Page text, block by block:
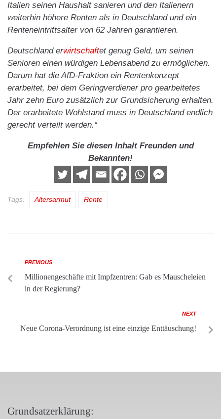
Italien seinen Haushalt sanieren und den Italienern
weiterhin höhere Renten als in Deutschland und ein
Renteneintrittsalter von 62 Jahren garantieren.
Deutschland erwirtschaftet genug Geld, um seinen
Senioren einen würdigen Lebensabend zu ermöglichen.
Darum hat die AfD-Fraktion ein Rentenkonzept
erarbeitet, bei dem Geringverdiener pro gearbeitetes
Jahr zehn Euro zusätzlich zur Grundsicherung erhalten.
Der erarbeitete Wohlstand muss in Deutschland endlich
gerecht verteilt werden.“
Empfehlen Sie diesen Inhalt Freunden und
Bekannten!
Tags: Altersarmut Rente
PREVIOUS
Millionengeschäfte mit Impfzentren: Gab es Mauscheleien
in der Regierung?
NEXT
Neue Corona-Verordnung ist eine einzige Enttäuschung!
Grundsatzerklärung: